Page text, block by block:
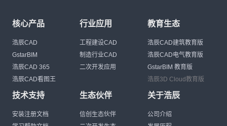
核心产品
浩辰CAD
GstarBIM
浩辰CAD 365
浩辰CAD看图王
行业应用
工程建设CAD
制造行业CAD
二次开发应用
教育生态
浩辰CAD建筑教育版
浩辰CAD电气教育版
GstarBIM 教育版
浩辰3D Cloud教育版
技术支持
安装注册文档
生态伙伴
信创生态伙伴
关于浩辰
公司介绍